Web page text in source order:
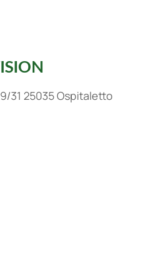
31 25035 Ospitaletto